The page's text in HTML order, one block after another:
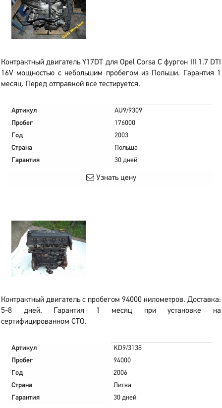
Контрактный двигатель Y17DT для Opel Corsa C фургон III 1.7 DTI
16V мощностью с небольшим пробегом из Польши. Гарантия 1
месяц. Перед отправкой все тестируется.
Артикул
AU9/9309
Пробег
176000
Год
2003
Страна
Польша
Гарантия
30 дней
Узнать цену
Контрактный двигатель с пробегом 94000 километров. Доставка:
5-8 дней. Гарантия 1 месяц при установке на
сертифицированном СТО.
Артикул
KD9/3138
Пробег
94000
Год
2006
Страна
Литва
Гарантия
30 дней